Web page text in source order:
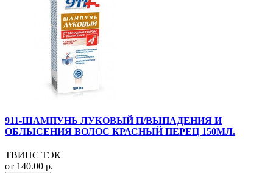
911-ШАМПУНЬ ЛУКОВЫЙ П/ВЫПАДЕНИЯ И
ОБЛЫСЕНИЯ ВОЛОС КРАСНЫЙ ПЕРЕЦ 150МЛ.
ТВИНС ТЭК
от 140.00 р.